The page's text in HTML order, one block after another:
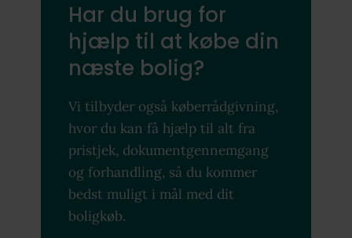
Har du brug for
hjælp til at købe din
næste bolig?
Vi tilbyder også køberrådgivning,
hvor du kan få hjælp til alt fra
pristjek, dokumentgennemgang
og forhandling, så du kommer
bedst muligt i mål med dit
boligkøb.